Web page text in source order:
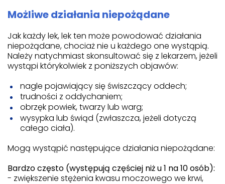
Możliwe działania niepożądane
Jak każdy lek, lek ten może powodować działania
niepożądane, chociaż nie u każdego one wystąpią.
Należy natychmiast skonsultować się z lekarzem, jeżeli
wystąpi którykolwiek z poniższych objawów:
nagle pojawiający się świszczący oddech;
trudności z oddychaniem;
obrzęk powiek, twarzy lub warg;
wysypka lub świąd (zwłaszcza, jeżeli dotyczą
całego ciała).
Mogą wystąpić następujące działania niepożądane:
Bardzo często (występują częściej niż u 1 na 10 osób):
- zwiększenie stężenia kwasu moczowego we krwi,